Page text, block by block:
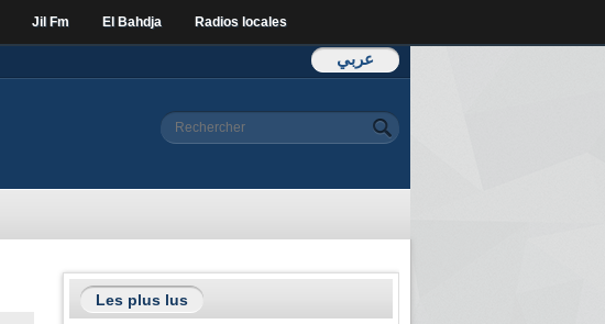
Jil Fm El Bahdja Radios locales
عربي
Formulaire de
Rechercher
Les plus lus